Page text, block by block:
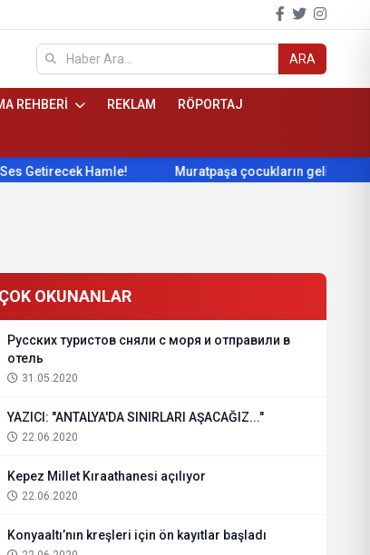
ARA
REHBERİ REKLAM RÖPORTAJ
Hamle! Muratpaşa çocukların gelişimini
ÇOK OKUNANLAR
Русских туристов сняли с моря и отправили в
отель
31.05.2020
YAZICI: "ANTALYA'DA SINIRLARI AŞACAĞIZ..."
22.06.2020
Kepez Millet Kıraathanesi açılıyor
22.06.2020
Konyaaltı’nın kreşleri için ön kayıtlar başladı